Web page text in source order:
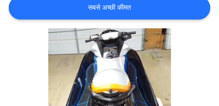
संपर्क
सबसे अच्छी कीमत